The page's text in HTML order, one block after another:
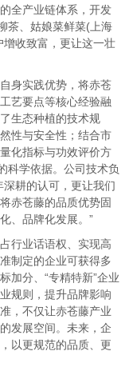
全产业链体系，开发
茶、姑娘菜鲜菜(上海
收致富，更让这一壮
身实践优势，将赤苍
艺要点等核心经验融
生态种植的技术规
性与安全性；结合市
化指标与功效评价方
科学依据。公司技术负
耕的认可，更让我们
赤苍藤的品质优势固
、品牌化发展。”
行业话语权、实现高
制定的企业可获得多
加分、“专精特新”企业
规则，提升品牌影响
，不仅让赤苍藤产业
发展空间。未来，企
以更规范的品质、更